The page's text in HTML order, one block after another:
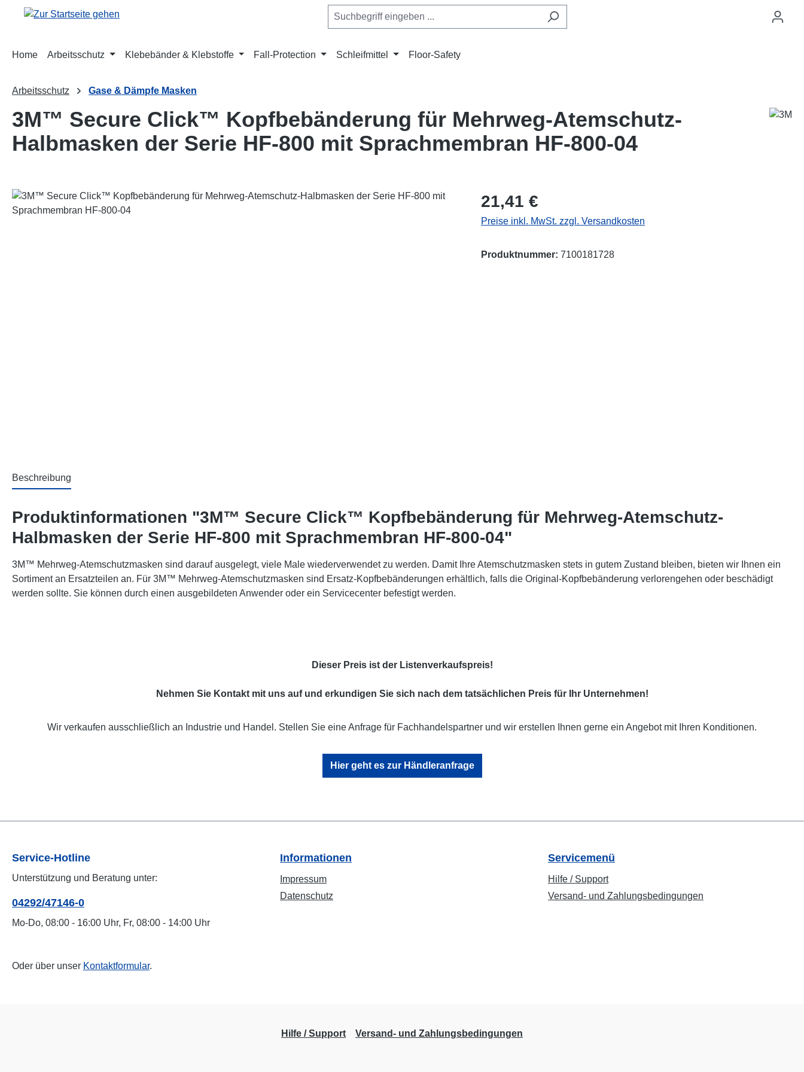
Hauptinhalt springen
Zur Suche springen
Zur Hauptnavigation springen
Home Arbeitsschutz Klebebänder & Klebstoffe Fall-Protection Schleifmittel Floor-Safety
Arbeitsschutz Gase & Dämpfe Masken
3M™ Secure Click™ Kopfbebänderung für Mehrweg-Atemschutz-
Halbmasken der Serie HF-800 mit Sprachmembran HF-800-04
Bildergalerie überspringen Regulärer Preis:
21,41 €
Preise inkl. MwSt. zzgl. Versandkosten
Produktnummer: 7100181728
Beschreibung
Produktinformationen "3M™ Secure Click™ Kopfbebänderung für Mehrweg-Atemschutz-
Halbmasken der Serie HF-800 mit Sprachmembran HF-800-04"
3M™ Mehrweg-Atemschutzmasken sind darauf ausgelegt, viele Male wiederverwendet zu werden. Damit Ihre Atemschutzmasken stets in gutem Zustand bleiben, bieten wir Ihnen ein
Sortiment an Ersatzteilen an. Für 3M™ Mehrweg-Atemschutzmasken sind Ersatz-Kopfbebänderungen erhältlich, falls die Original-Kopfbebänderung verlorengehen oder beschädigt
werden sollte. Sie können durch einen ausgebildeten Anwender oder ein Servicecenter befestigt werden.
Dieser Preis ist der Listenverkaufspreis!
Nehmen Sie Kontakt mit uns auf und erkundigen Sie sich nach dem tatsächlichen Preis für Ihr Unternehmen!
Wir verkaufen ausschließlich an Industrie und Handel. Stellen Sie eine Anfrage für Fachhandelspartner und wir erstellen Ihnen gerne ein Angebot mit Ihren Konditionen.
Hier geht es zur Händleranfrage
Service-Hotline
Unterstützung und Beratung unter:
04292/47146-0
Mo-Do, 08:00 - 16:00 Uhr, Fr, 08:00 - 14:00 Uhr
Oder über unser Kontaktformular.
Informationen
Impressum
Datenschutz
Servicemenü
Hilfe / Support
Versand- und Zahlungsbedingungen
Hilfe / Support Versand- und Zahlungsbedingungen